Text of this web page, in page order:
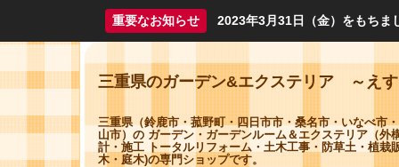
重要なお知らせ 2023年3月31日（金）をもちま
三重県のガーデン&エクステリア ～え
三重県（鈴鹿市・菰野町・四日市市・桑名市・いなべ市
山市）の ガーデン・ガーデンルーム＆エクステリア（外
計・施工 トータルリフォーム・土木工事・防草土・植栽
木・庭木)の専門ショップです。